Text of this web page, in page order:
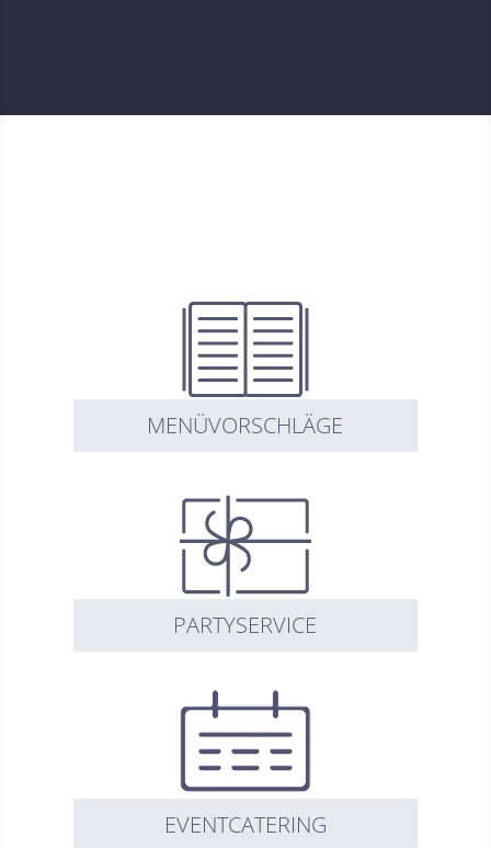
MENÜVORSCHLÄGE
PARTYSERVICE
EVENTCATERING